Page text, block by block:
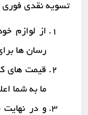
تسویه نقدی فوری
از لوازم
رسان ها
قیمت های
ما به شما
و در